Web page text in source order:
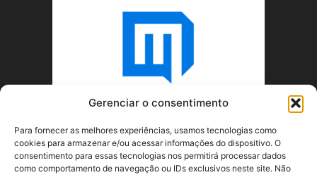
Gerenciar o consentimento
Para fornecer as melhores experiências, usamos tecnologias como
cookies para armazenar e/ou acessar informações do dispositivo. O
consentimento para essas tecnologias nos permitirá processar dados
como comportamento de navegação ou IDs exclusivos neste site. Não